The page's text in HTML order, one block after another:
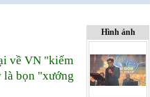
Hình ảnh
về VN "kiếm
là bọn "xướng